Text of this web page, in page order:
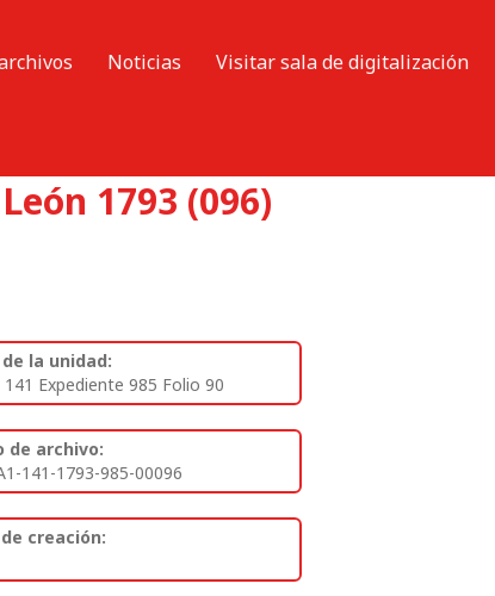
Noticias
Visitar sala de digitalización
1793 (096)
la unidad:
Expediente 985 Folio 90
de archivo:
141-1793-985-00096
creación: